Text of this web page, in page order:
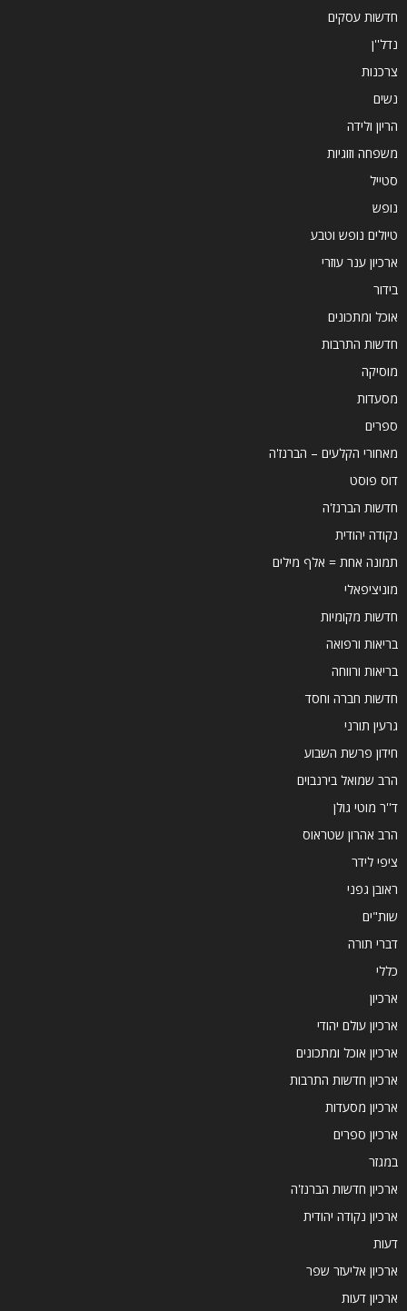
חדשות עסקים
נדל''ן
צרכנות
נשים
הריון ולידה
משפחה וזוגיות
סטייל
נופש
טיולים נופש וטבע
ארכיון ענר עוזרי
בידור
אוכל ומתכונים
חדשות התרבות
מוסיקה
מסעדות
ספרים
מאחורי הקלעים – הברנז'ה
דוס פוסט
חדשות הברנז'ה
נקודה יהודית
תמונה אחת = אלף מילים
מוניציפאלי
חדשות מקומיות
בריאות ורפואה
בריאות ורווחה
חדשות חברה וחסד
גרעין תורני
חידון פרשת השבוע
הרב שמואל בירנבוים
ד''ר מוטי גולן
הרב אהרון שטראוס
ציפי לידר
ראובן גפני
שות"ים
דברי תורה
כללי
ארכיון
ארכיון עולם יהודי
ארכיון אוכל ומתכונים
ארכיון חדשות התרבות
ארכיון מסעדות
ארכיון ספרים
במגזר
ארכיון חדשות הברנז'ה
ארכיון נקודה יהודית
דעות
ארכיון אליעזר שפר
ארכיון דעות